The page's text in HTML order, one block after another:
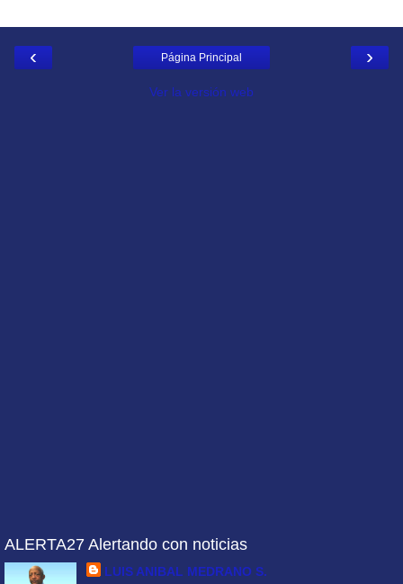
‹ ›
Página Principal
Ver la versión web
ALERTA27 Alertando con noticias
LUIS ANIBAL MEDRANO S.